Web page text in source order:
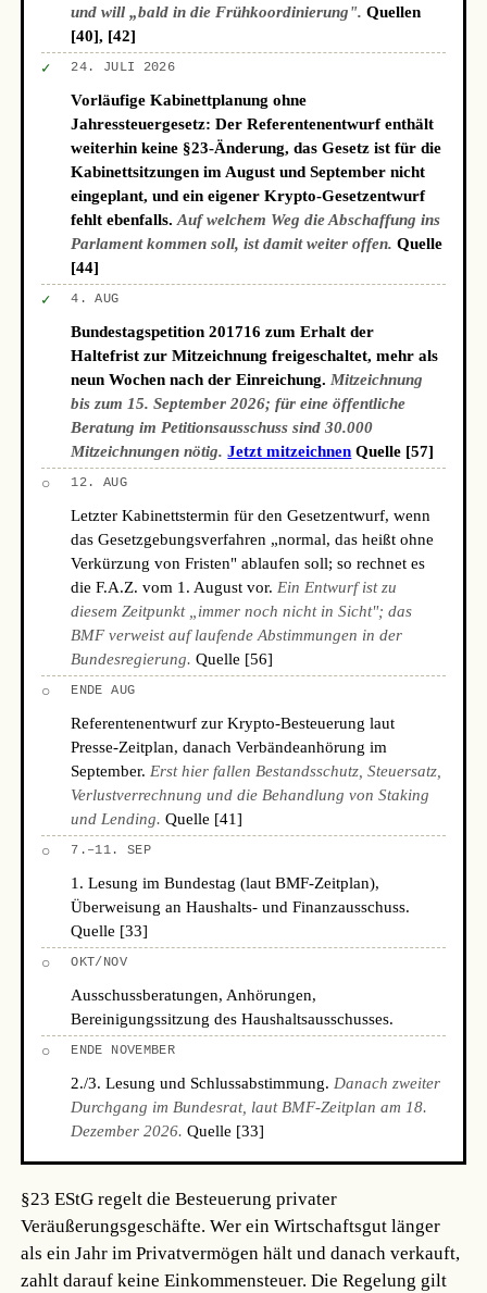
und will „bald in die Frühkoordinierung". Quellen
[40], [42]
✓ 24. JULI 2026
Vorläufige Kabinettplanung ohne
Jahressteuergesetz: Der Referentenentwurf enthält
weiterhin keine §23-Änderung, das Gesetz ist für die
Kabinettsitzungen im August und September nicht
eingeplant, und ein eigener Krypto-Gesetzentwurf
fehlt ebenfalls.Auf welchem Weg die Abschaffung ins
Parlament kommen soll, ist damit weiter offen. Quelle
[44]
✓ 4. AUG
Bundestagspetition 201716 zum Erhalt der
Haltefrist zur Mitzeichnung freigeschaltet, mehr als
neun Wochen nach der Einreichung. Mitzeichnung
bis zum 15. September 2026; für eine öffentliche
Beratung im Petitionsausschuss sind 30.000
Mitzeichnungen nötig. Jetzt mitzeichnen Quelle [57]
○ 12. AUG
Letzter Kabinettstermin für den Gesetzentwurf, wenn
das Gesetzgebungsverfahren „normal, das heißt ohne
Verkürzung von Fristen" ablaufen soll; so rechnet es
die F.A.Z. vom 1. August vor. Ein Entwurf ist zu
diesem Zeitpunkt „immer noch nicht in Sicht"; das
BMF verweist auf laufende Abstimmungen in der
Bundesregierung. Quelle [56]
○ ENDE AUG
Referentenentwurf zur Krypto-Besteuerung laut
Presse-Zeitplan, danach Verbändeanhörung im
September. Erst hier fallen Bestandsschutz, Steuersatz,
Verlustverrechnung und die Behandlung von Staking
und Lending. Quelle [41]
○ 7.–11. SEP
1. Lesung im Bundestag (laut BMF-Zeitplan),
Überweisung an Haushalts- und Finanzausschuss.
Quelle [33]
○ OKT/NOV
Ausschussberatungen, Anhörungen,
Bereinigungssitzung des Haushaltsausschusses.
○ ENDE NOVEMBER
2./3. Lesung und Schlussabstimmung. Danach zweiter
Durchgang im Bundesrat, laut BMF-Zeitplan am 18.
Dezember 2026. Quelle [33]
§23 EStG regelt die Besteuerung privater
Veräußerungsgeschäfte. Wer ein Wirtschaftsgut länger
als ein Jahr im Privatvermögen hält und danach verkauft,
zahlt darauf keine Einkommensteuer. Die Regelung gilt